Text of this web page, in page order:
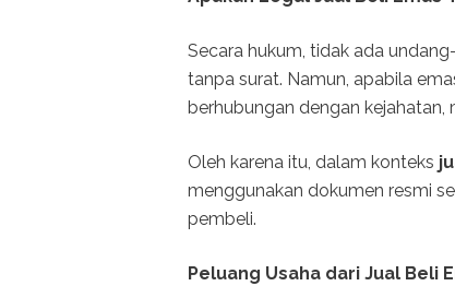
Secara hukum, tidak ada
tanpa surat. Namun, apabila
berhubungan dengan kejahatan,
Oleh karena itu, dalam konteks
menggunakan dokumen resmi
pembeli.
Peluang Usaha dari Jual Beli